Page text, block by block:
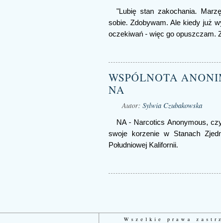
"Lubię stan zakochania.
sobie. Zdobywam. Ale kiedy już
oczekiwań - więc go opuszczam.
WSPÓLNOTA
NA
Autor: Sylwia Czubakowska
NA - Narcotics Anonymous,
swoje korzenie w Stanach
Południowej Kalifornii.
Wszelkie prawa